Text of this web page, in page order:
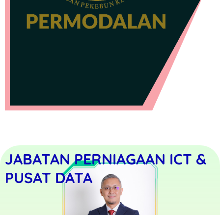
JABATAN PERNIAGAAN ICT &
PUSAT DATA